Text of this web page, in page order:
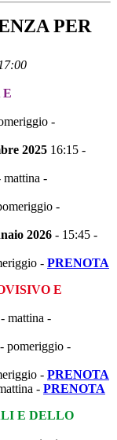
PER
E
-
2025 16:15 -
mattina -
-
2026 - 15:45 -
- PRENOTA
E
mattina -
pomeriggio -
- PRENOTA
- PRENOTA
E DELLO